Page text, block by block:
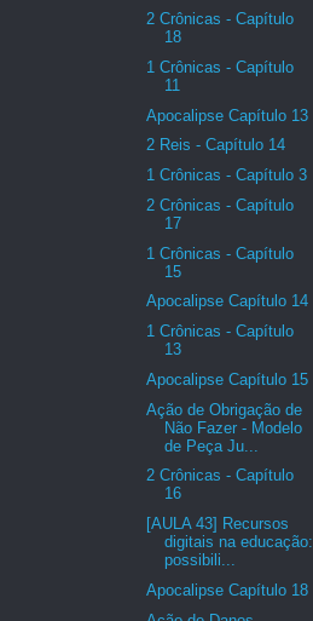
2 Crônicas - Capítulo
18
1 Crônicas - Capítulo
11
Apocalipse Capítulo 13
2 Reis - Capítulo 14
1 Crônicas - Capítulo 3
2 Crônicas - Capítulo
17
1 Crônicas - Capítulo
15
Apocalipse Capítulo 14
1 Crônicas - Capítulo
13
Apocalipse Capítulo 15
Ação de Obrigação de
Não Fazer - Modelo
de Peça Ju...
2 Crônicas - Capítulo
16
[AULA 43] Recursos
digitais na educação:
possibili...
Apocalipse Capítulo 18